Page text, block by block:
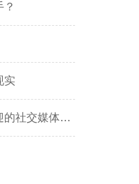
实
社交媒体应